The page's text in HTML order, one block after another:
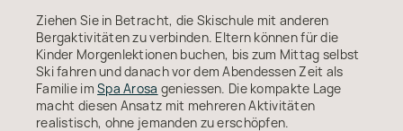
Ziehen Sie in Betracht, die Skischule mit anderen
Bergaktivitäten zu verbinden. Eltern können für die
Kinder Morgenlektionen buchen, bis zum Mittag selbst
Ski fahren und danach vor dem Abendessen Zeit als
Familie imSpa Arosa geniessen. Die kompakte Lage
macht diesen Ansatz mit mehreren Aktivitäten
realistisch, ohne jemanden zu erschöpfen.